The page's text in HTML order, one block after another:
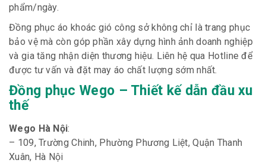
phẩm/ngày.
Đồng phục áo khoác gió công sở không chỉ là trang phục
bảo vệ mà còn góp phần xây dựng hình ảnh doanh nghiệp
và gia tăng nhận diện thương hiệu. Liên hệ qua Hotline để
được tư vấn và đặt may áo chất lượng sớm nhất.
Đồng phục Wego – Thiết kế dẫn đầu xu
thế
Wego Hà Nội:
– 109, Trường Chinh, Phường Phương Liệt, Quận Thanh
Xuân, Hà Nội